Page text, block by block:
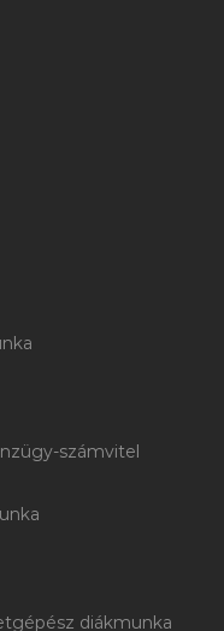
számvitel
diákmunka